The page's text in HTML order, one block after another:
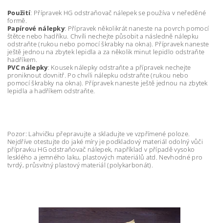
Použití: Přípravek HG odstraňovač nálepek se používa v neředěné
formě.
Papírové nálepky: Přípravek několikrát naneste na povrch pomocí
štětce nebo hadříku. Chvíli nechejte působit a následně nálepku
odstraňte (rukou nebo pomocí škrabky na okna). Přípravek naneste
ještě jednou na zbytek lepidla a za několik minut lepidlo odstraňte
hadříkem.
PVC nálepky: Kousek nálepky odstraňte a přípravek nechejte
proniknout dovnitř. Po chvíli nálepku odstraňte (rukou nebo
pomocí škrabky na okna). Přípravek naneste ještě jednou na zbytek
lepidla a hadříkem odstraňte.
Pozor: Lahvičku přepravujte a skladujte ve vzpřímené poloze.
Nejdříve otestujte do jaké míry je podkladový materiál odolný vůči
přípravku HG odstraňovač nálepek, například v případě vysoko
lesklého a jemného laku, plastových materiálů atd. Nevhodné pro
tvrdý, průsvitný plastový materiál (polykarbonát).